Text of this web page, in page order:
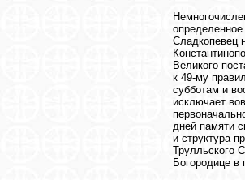
Сладкопевец
Великого
к 49-му
субботам и
исключает
дней памяти
и структура
Трулльского
Богородице